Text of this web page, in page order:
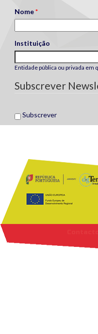
Nome*
Instituição
Entidade pública ou privada
Subscrever
Subscrever